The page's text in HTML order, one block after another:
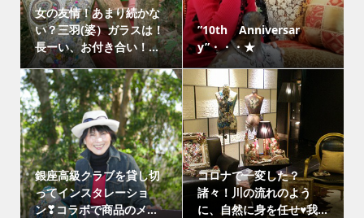
女の友情！あまり続かな
い？三羽(婆）ガラスは！
長ーい、お付き合い！...
”10th Anniversar
y”・・・★
銀座高級クラブを貸し切
ってインスタレーショ
ン❣コラボで商品のメ...
コロナで一変した？
諸々！川の流れのよう
に、自然に身を任せ♥我...